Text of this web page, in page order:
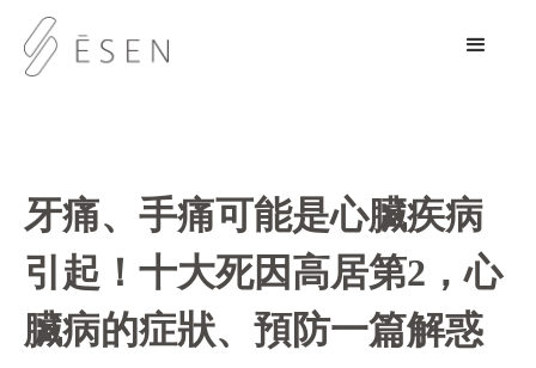
牙痛、手痛可能是心臟疾病
引起！十大死因高居第2，心
臟病的症狀、預防一篇解惑